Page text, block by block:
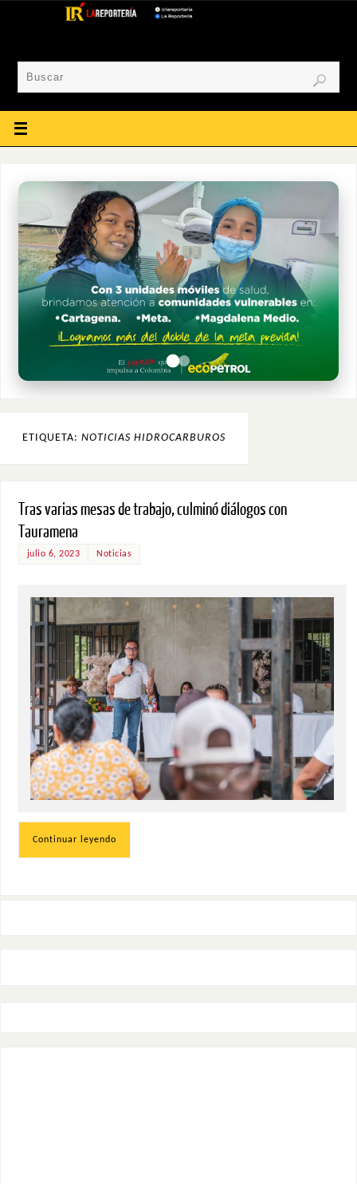
ETIQUETA: NOTICIAS HIDROCARBUROS
Tras varias mesas de trabajo, culminó diálogos con
Tauramena
julio 6, 2023 Noticias
Continuar leyendo